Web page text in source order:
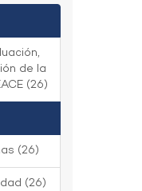
de la
(26)
(26)
(26)